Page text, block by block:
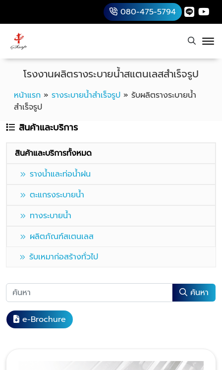
080-475-5794
หน้าแรก » รางระบายน้ำสำเร็จรูป » รับผลิตรางระบายน้ำ
สำเร็จรูป
โรงงานผลิตรางระบายน้ำสแตนเลสสำเร็จรูป
สินค้าและบริการ
สินค้าและบริการทั้งหมด
รางน้ำและท่อน้ำฝน
ตะแกรงระบายน้ำ
ทางระบายน้ำ
ผลิตภัณฑ์สเตนเลส
รับเหมาก่อสร้างทั่วไป
ค้นหา
e-Brochure